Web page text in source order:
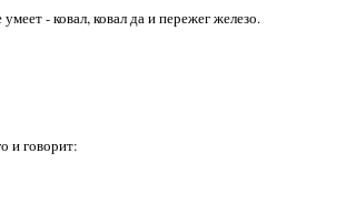
- ковал, ковал да и пережег железо.
и говорит: